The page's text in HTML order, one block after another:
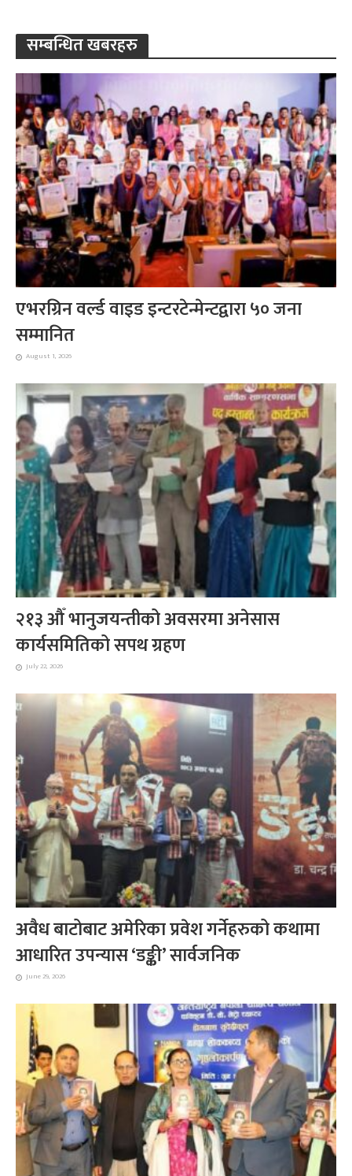
सम्बन्धित खबरहरु
एभरग्रिन वर्ल्ड वाइड इन्टरटेन्मेन्टद्वारा ५० जना
सम्मानित
August 1, 2026
२१३ औँ भानुजयन्तीको अवसरमा अनेसास
कार्यसमितिको सपथ ग्रहण
July 22, 2026
अवैध बाटोबाट अमेरिका प्रवेश गर्नेहरुको कथामा
आधारित उपन्यास ‘डङ्की’ सार्वजनिक
June 29, 2026